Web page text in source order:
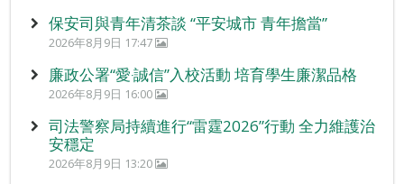
保安司與青年清茶談 “平安城市 青年擔當”
2026年8月9日 17:47
廉政公署“愛‧誠信”入校活動 培育學生廉潔品格
2026年8月9日 16:00
司法警察局持續進行“雷霆2026”行動 全力維護治
安穩定
2026年8月9日 13:20